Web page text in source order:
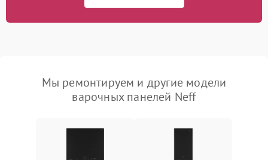
Мы ремонтируем и другие модели
варочных панелей Neff